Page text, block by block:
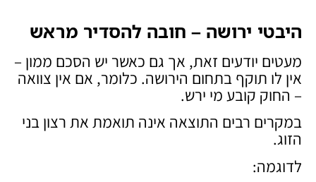
היבטי ירושה – חובה להסדיר מראש
מעטים יודעים זאת, אך גם כאשר יש הסכם ממון –
אין לו תוקף בתחום הירושה. כלומר, אם אין צוואה
– החוק קובע מי ירש.
במקרים רבים התוצאה אינה תואמת את רצון בני
הזוג.
לדוגמה: